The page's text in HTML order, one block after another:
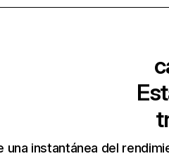
una instantánea del